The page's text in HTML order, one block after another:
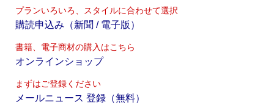
プランいろいろ、スタイルに合わせて選択
購読申込み（新聞 / 電子版）
書籍、電子商材の購入はこちら
オンラインショップ
まずはご登録ください
メールニュース 登録（無料）